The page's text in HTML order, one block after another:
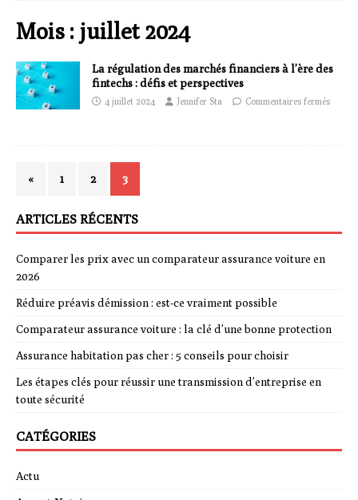
Mois : juillet 2024
La régulation des marchés financiers à l’ère des
fintechs : défis et perspectives
4 juillet 2024 Jennifer Sta Commentaires fermés
« 1 2 3
ARTICLES RÉCENTS
Comparer les prix avec un comparateur assurance voiture en
2026
Réduire préavis démission : est-ce vraiment possible
Comparateur assurance voiture : la clé d’une bonne protection
Assurance habitation pas cher : 5 conseils pour choisir
Les étapes clés pour réussir une transmission d’entreprise en
toute sécurité
CATÉGORIES
Actu